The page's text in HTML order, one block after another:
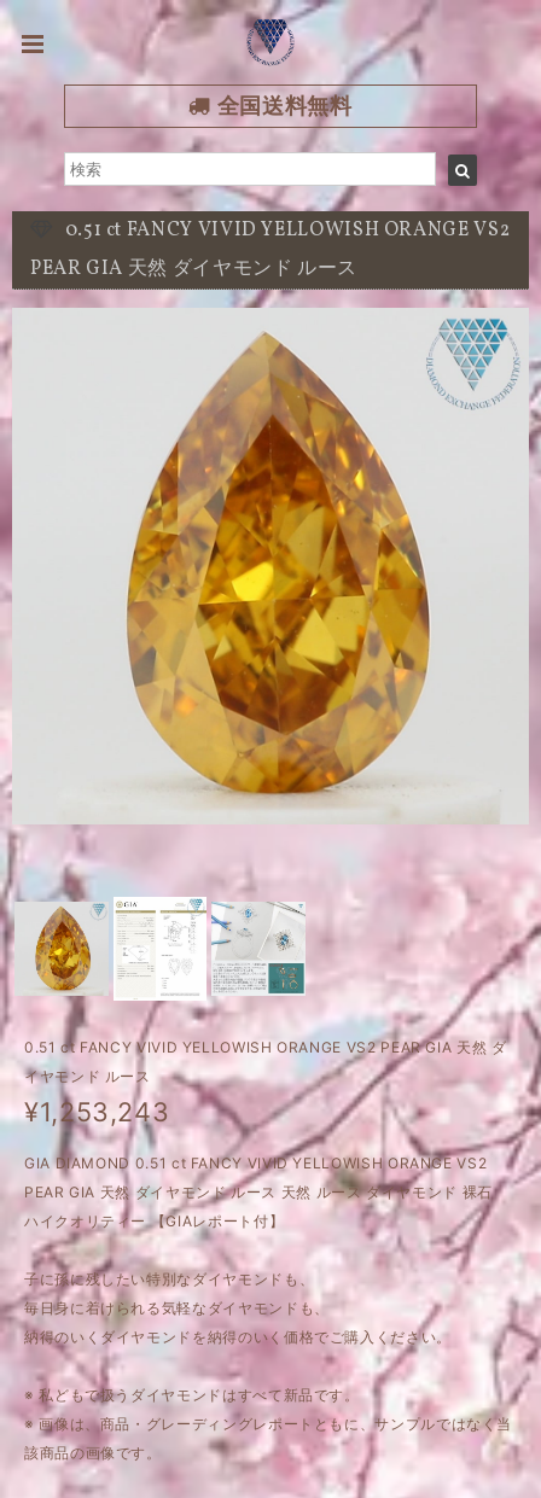
全国送料無料
0.51 ct FANCY VIVID YELLOWISH ORANGE VS2
PEAR GIA 天然 ダイヤモンド ルース
0.51 ct FANCY VIVID YELLOWISH ORANGE VS2 PEAR GIA 天然 ダ
イヤモンド ルース
¥1,253,243
GIA DIAMOND 0.51 ct FANCY VIVID YELLOWISH ORANGE VS2
PEAR GIA 天然 ダイヤモンド ルース 天然 ルース ダイヤモンド 裸石
ハイクオリティー 【GIAレポート付】
子に孫に残したい特別なダイヤモンドも、
毎日身に着けられる気軽なダイヤモンドも、
納得のいくダイヤモンドを納得のいく価格でご購入ください。
※ 私どもで扱うダイヤモンドはすべて新品です。
※ 画像は、商品・グレーディングレポートともに、サンプルではなく当
該商品の画像です。